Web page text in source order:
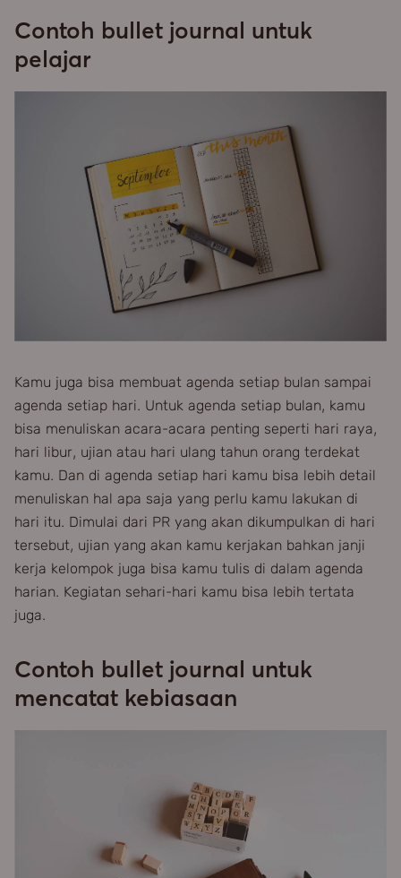
Contoh bullet journal untuk
pelajar
Kamu juga bisa membuat agenda setiap bulan sampai
agenda setiap hari. Untuk agenda setiap bulan, kamu
bisa menuliskan acara-acara penting seperti hari raya,
hari libur, ujian atau hari ulang tahun orang terdekat
kamu. Dan di agenda setiap hari kamu bisa lebih detail
menuliskan hal apa saja yang perlu kamu lakukan di
hari itu. Dimulai dari PR yang akan dikumpulkan di hari
tersebut, ujian yang akan kamu kerjakan bahkan janji
kerja kelompok juga bisa kamu tulis di dalam agenda
harian. Kegiatan sehari-hari kamu bisa lebih tertata
juga.
Contoh bullet journal untuk
mencatat kebiasaan